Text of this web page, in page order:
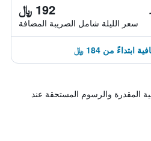
192 ﷼
سعر الليلة شامل الصريبة المضافة
المقدرة والرسوم المستحقة عند